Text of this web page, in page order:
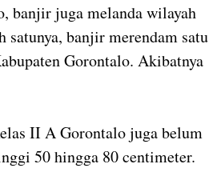
banjir juga melanda wilayah
satunya, banjir merendam satu
Gorontalo. Akibatnya
II A Gorontalo juga belum
50 hingga 80 centimeter.